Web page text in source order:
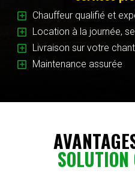
Y Chauffeur qualifié et
Y Location à la journée,
Y Livraison sur votre
Y Maintenance assurée